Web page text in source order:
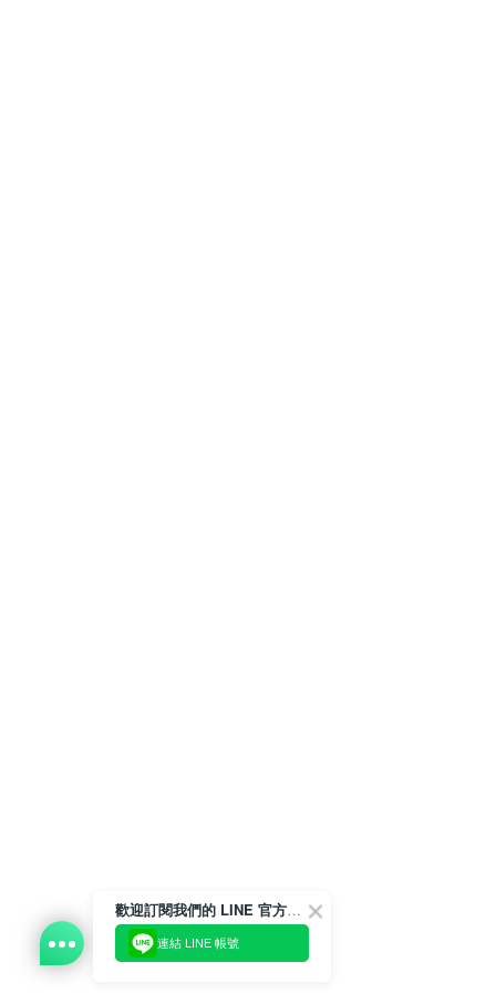
歡迎訂閱我們的 LINE 官方帳號
連結 LINE 帳號